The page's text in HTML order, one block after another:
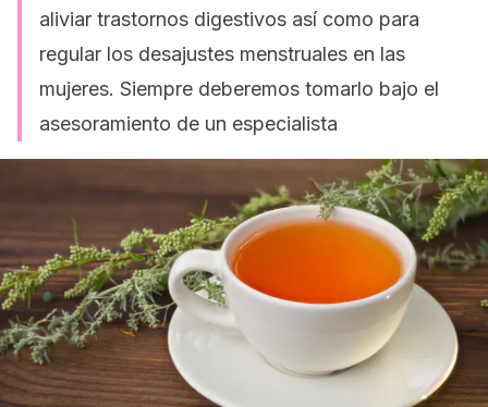
aliviar trastornos digestivos así como para
regular los desajustes menstruales en las
mujeres. Siempre deberemos tomarlo bajo el
asesoramiento de un especialista